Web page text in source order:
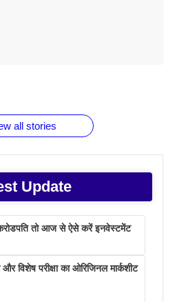
all stories
Update
तो आज से ऐसे करें इनवेस्टमेंट
और विशेष परीक्षा का ओरिजिनल मार्कशीट